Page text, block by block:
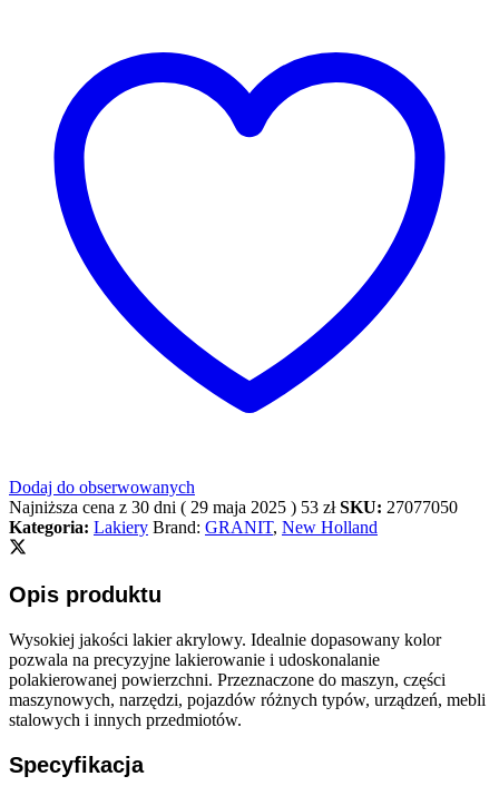
Dodaj do obserwowanych
Najniższa cena z 30 dni ( 29 maja 2025 ) 53 zł SKU: 27077050
Kategoria: Lakiery Brand: GRANIT, New Holland
Opis produktu
Wysokiej jakości lakier akrylowy. Idealnie dopasowany kolor
pozwala na precyzyjne lakierowanie i udoskonalanie
polakierowanej powierzchni. Przeznaczone do maszyn, części
maszynowych, narzędzi, pojazdów różnych typów, urządzeń, mebli
stalowych i innych przedmiotów.
Specyfikacja